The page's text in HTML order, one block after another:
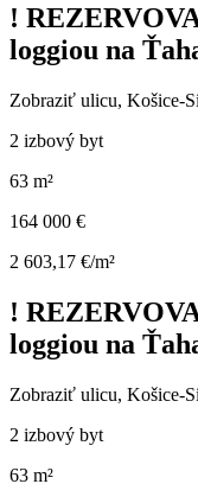
!
loggiou na
Zobraziť ulicu, Košice-
2 izbový byt
63 m²
164 000 €
2 603,17 €/m²
!
loggiou na
Zobraziť ulicu, Košice-
2 izbový byt
63 m²